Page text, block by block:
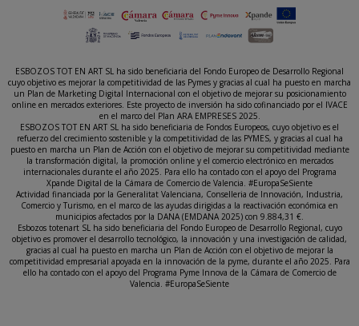
ESBOZOS TOT EN ART SL ha sido beneficiaria del Fondo Europeo de Desarrollo Regional
cuyo objetivo es mejorar la competitividad de las Pymes y gracias al cual ha puesto en marcha
un Plan de Marketing Digital Internacional con el objetivo de mejorar su posicionamiento
online en mercados exteriores. Este proyecto de inversión ha sido cofinanciado por el IVACE
en el marco del Plan ARA EMPRESES 2025.
ESBOZOS TOT EN ART SL ha sido beneficiaria de Fondos Europeos, cuyo objetivo es el
refuerzo del crecimiento sostenible y la competitividad de las PYMES, y gracias al cual ha
puesto en marcha un Plan de Acción con el objetivo de mejorar su competitividad mediante
la transformación digital, la promoción online y el comercio electrónico en mercados
internacionales durante el año 2025. Para ello ha contado con el apoyo del Programa
Xpande Digital de la Cámara de Comercio de Valencia. #EuropaSeSiente
Actividad financiada por la Generalitat Valenciana, Conselleria de Innovación, Industria,
Comercio y Turismo, en el marco de las ayudas dirigidas a la reactivación económica en
municipios afectados por la DANA (EMDANA 2025) con 9.884,31 €.
Esbozos totenart SL ha sido beneficiaria del Fondo Europeo de Desarrollo Regional, cuyo
objetivo es promover el desarrollo tecnológico, la innovación y una investigación de calidad,
gracias al cual ha puesto en marcha un Plan de Acción con el objetivo de mejorar la
competitividad empresarial apoyada en la innovación de la pyme, durante el año 2025. Para
ello ha contado con el apoyo del Programa Pyme Innova de la Cámara de Comercio de
Valencia. #EuropaSeSiente